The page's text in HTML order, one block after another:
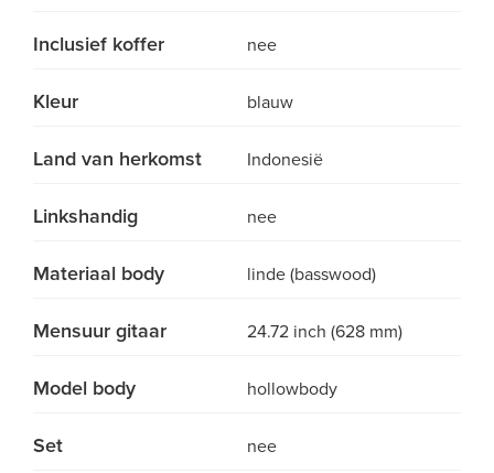
Inclusief koffer nee
Kleur blauw
Land van herkomst Indonesië
Linkshandig nee
Materiaal body linde (basswood)
Mensuur gitaar 24.72 inch (628 mm)
Model body hollowbody
Set nee